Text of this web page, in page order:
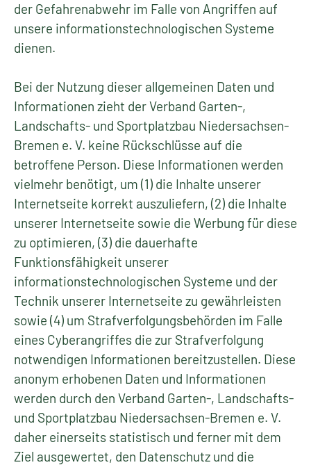
der Gefahrenabwehr im Falle von Angriffen auf
unsere informationstechnologischen Systeme
dienen.
Bei der Nutzung dieser allgemeinen Daten und
Informationen zieht der Verband Garten-,
Landschafts- und Sportplatzbau Niedersachsen-
Bremen e. V. keine Rückschlüsse auf die
betroffene Person. Diese Informationen werden
vielmehr benötigt, um (1) die Inhalte unserer
Internetseite korrekt auszuliefern, (2) die Inhalte
unserer Internetseite sowie die Werbung für diese
zu optimieren, (3) die dauerhafte
Funktionsfähigkeit unserer
informationstechnologischen Systeme und der
Technik unserer Internetseite zu gewährleisten
sowie (4) um Strafverfolgungsbehörden im Falle
eines Cyberangriffes die zur Strafverfolgung
notwendigen Informationen bereitzustellen. Diese
anonym erhobenen Daten und Informationen
werden durch den Verband Garten-, Landschafts-
und Sportplatzbau Niedersachsen-Bremen e. V.
daher einerseits statistisch und ferner mit dem
Ziel ausgewertet, den Datenschutz und die